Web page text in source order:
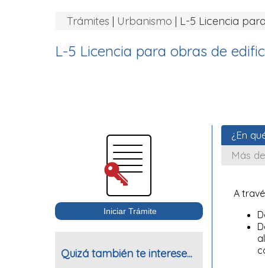
Trámites | Urbanismo | L-5 Licencia
L-5 Licencia para obras de
Quizá también te interese...
¿En
Más
A